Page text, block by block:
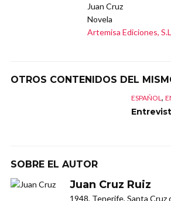
Juan Cruz
Novela
Artemisa Ediciones,
OTROS CONTENIDOS DEL
ESPAÑOL,
SOBRE EL AUTOR
Juan Cruz Ruiz
1948, Tenerife, Santa Cruz